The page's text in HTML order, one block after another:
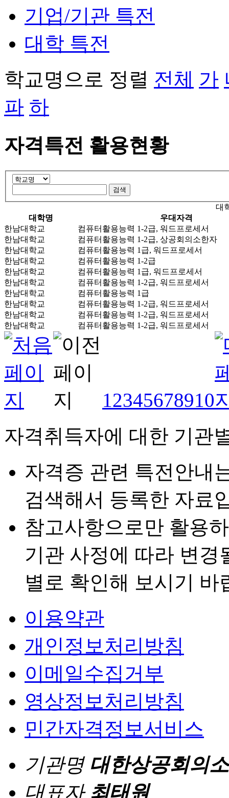
기업/기관 특전
대학 특전
학교명으로 정렬 전체 가
파 하
자격특전 활용현황
대
대학명
우대자격
한남대학교
컴퓨터활용능력 1-2급, 워드프로세서
한남대학교
컴퓨터활용능력 1-2급, 상공회의소한자
한남대학교
컴퓨터활용능력 1급, 워드프로세서
한남대학교
컴퓨터활용능력 1-2급
한남대학교
컴퓨터활용능력 1급, 워드프로세서
한남대학교
컴퓨터활용능력 1-2급, 워드프로세서
한남대학교
컴퓨터활용능력 1급
한남대학교
컴퓨터활용능력 1-2급, 워드프로세서
한남대학교
컴퓨터활용능력 1-2급, 워드프로세서
한남대학교
컴퓨터활용능력 1-2급, 워드프로세서
12345678910
자격취득자에 대한 기관
자격증 관련 특전안내
검색해서 등록한 자료
참고사항으로만 활용
기관 사정에 따라 변경
별로 확인해 보시기 바
이용약관
개인정보처리방침
이메일수집거부
영상정보처리방침
민간자격정보서비스
기관명 대한상공회의소
대표자 최태원